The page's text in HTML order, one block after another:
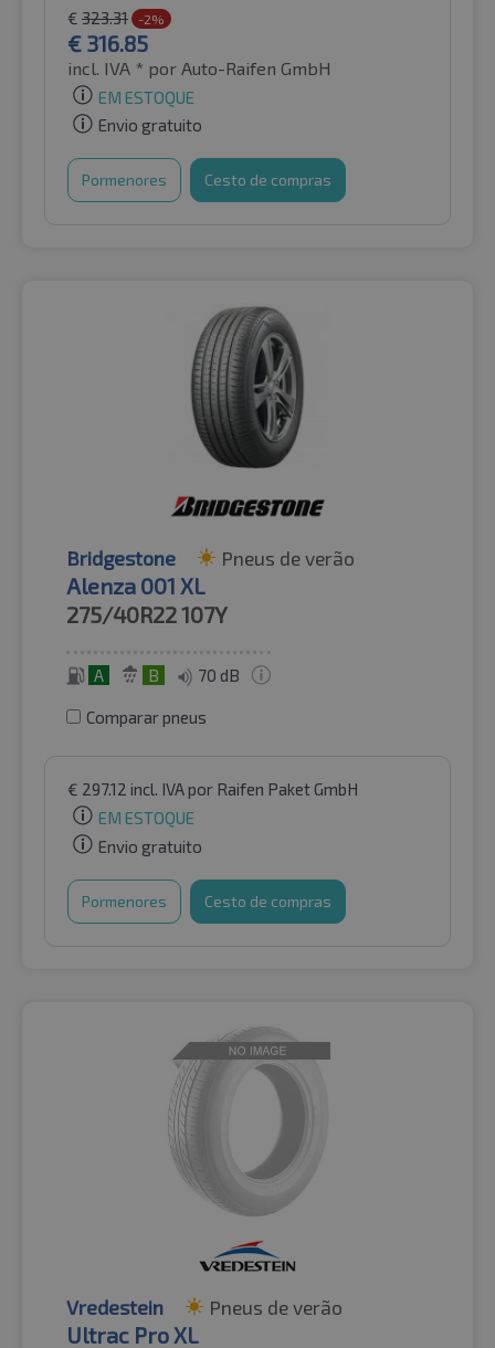
€ 323.31 -2%
€ 316.85
incl. IVA * por Auto-Raifen GmbH
EM ESTOQUE
Envio gratuito
Pormenores Cesto de compras
Bridgestone Pneus de verão
Alenza 001 XL
275/40R22107Y
A B 70 dB
Comparar pneus
€ 297.12 incl. IVApor Raifen Paket GmbH
EM ESTOQUE
Envio gratuito
Pormenores Cesto de compras
Vredestein Pneus de verão
Ultrac Pro XL